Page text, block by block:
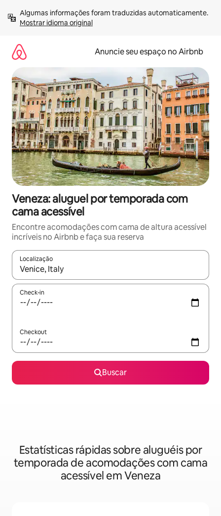
para
Mostrar idioma original
Anuncie seu espaço no Airbnb
Veneza: aluguel por temporada com
cama acessível
Encontre acomodações com cama de altura acessível
incríveis no Airbnb e faça sua reserva
Localização
Quando os resultados estiverem disponíveis, explore-os
Check-in
Checkout
Buscar
Estatísticas rápidas sobre aluguéis por
temporada de acomodações com cama
acessível em Veneza